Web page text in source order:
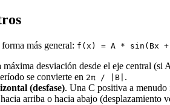
más general: f(x) = A * sin(Bx +
máxima desviación desde el eje central
se convierte en 2π / |B| .
(desfase). Una C positiva a menudo
hacia arriba o hacia abajo (desplazamiento